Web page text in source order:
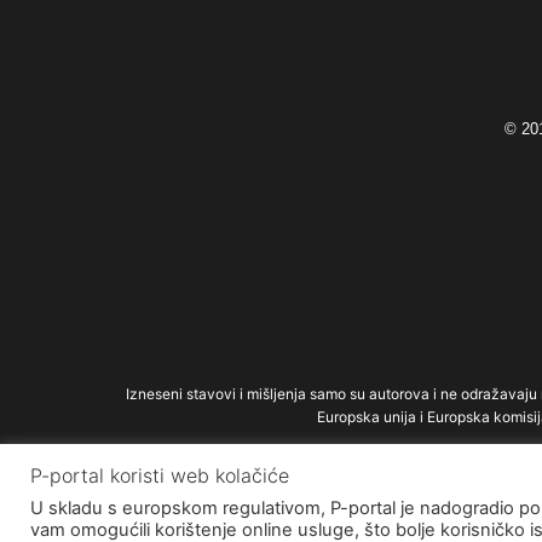
©
Izneseni stavovi i mišljenja samo su autorova i ne
Europska unija i Europska
P-portal koristi web kolačiće
U skladu s europskom regulativom, P-portal je nadogradio
vam omogućili korištenje online usluge, što bolje korisničko